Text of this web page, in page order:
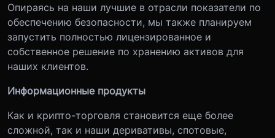
Опираясь на наши лучшие в отрасли показатели по
обеспечению безопасности, мы также планируем
запустить полностью лицензированное и
собственное решение по хранению активов для
наших клиентов.
Информационные продукты
Как и крипто-торговля становится еще более
сложной, так и наши деривативы, спотовые,